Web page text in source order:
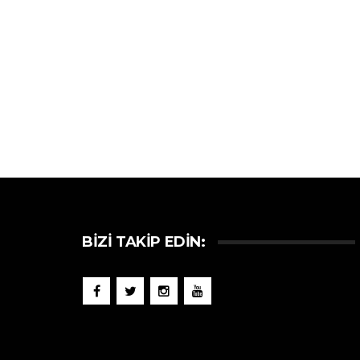
BIZI TAKIP EDIN: